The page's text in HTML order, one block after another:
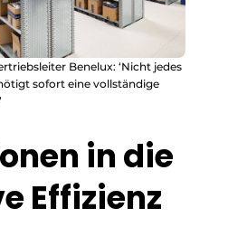
Benelux: ‘Nicht jedes
sofort eine vollständige
in die
Effizienz